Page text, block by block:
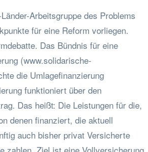
Arbeitsgruppe des Problems
für eine Reform vorliegen.
Das Bündnis für eine
(www.solidarische-
die Umlagefinanzierung
funktioniert über den
Das heißt: Die Leistungen für die,
denen finanziert, die aktuell
auch bisher privat Versicherte